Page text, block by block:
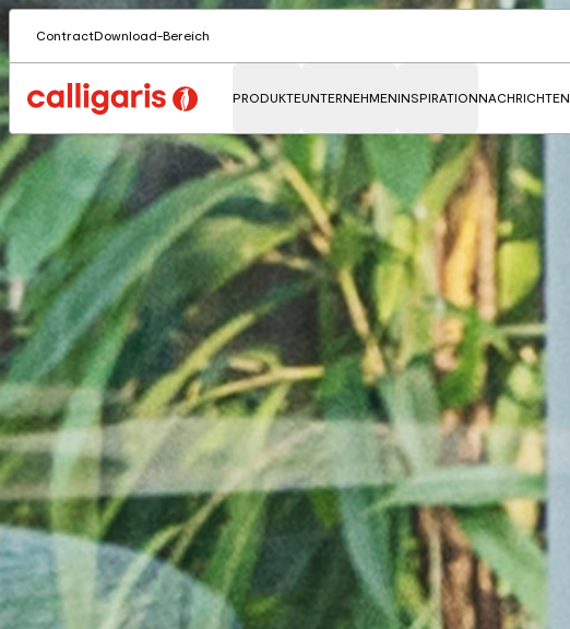
ContractDownload-Bereich
PRODUKTEUNTERNEHMENINSPIRATIONNACHRICHTEN